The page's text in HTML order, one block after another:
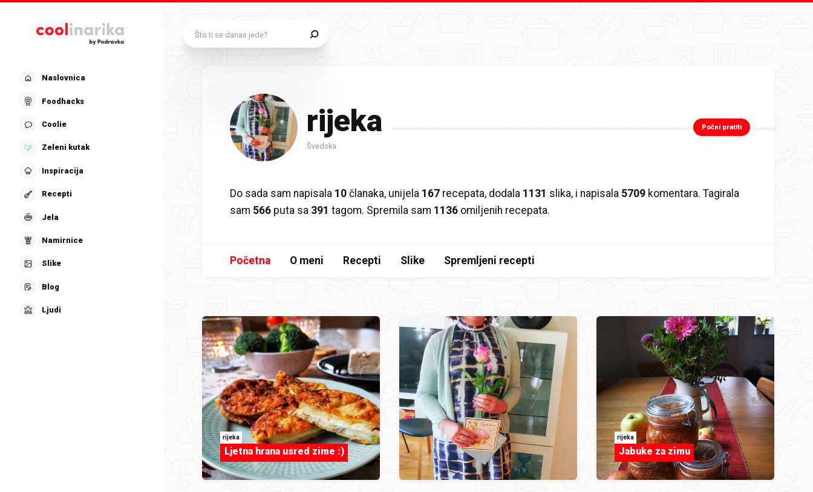
Naslovnica
Foodhacks
Coolie
Zeleni kutak
Inspiracija
Recepti
Jela
Namirnice
Slike
Blog
Ljudi
rijeka
Švedska
Počni pratiti
Do sada sam napisala 10 članaka, unijela 167 recepata, dodala 1131 slika, i napisala 5709 komentara. Tagirala
sam 566 puta sa 391 tagom. Spremila sam 1136 omiljenih recepata.
Početna O meni Recepti Slike Spremljeni recepti
rijeka
Ljetna hrana usred zime :)
rijeka
Jabuke za zimu
Što ti se danas jede?